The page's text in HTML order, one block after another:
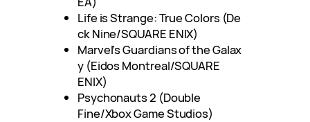
Life is Strange: True Colors (De
ck Nine/SQUARE ENIX)
Marvel’s Guardians of the Galax
y (Eidos Montreal/SQUARE
ENIX)
Psychonauts 2 (Double
Fine/Xbox Game Studios)